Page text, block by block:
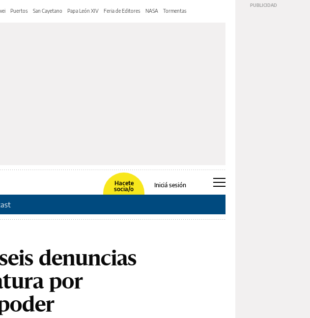
Puertos San Cayetano Papa León XIV Feria de Editores NASA Tormentas
Hacete
socia/o
Iniciá sesión
denuncias
por